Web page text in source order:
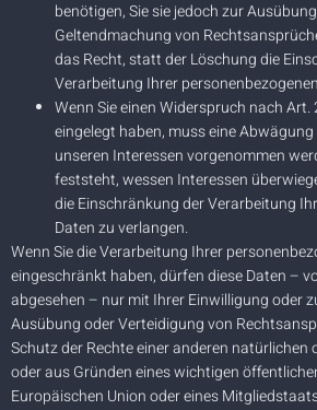
benötigen, Sie sie jedoch zur
Geltendmachung von
das Recht, statt der Löschung die
Verarbeitung Ihrer
Wenn Sie einen Widerspruch nach Art.
eingelegt haben, muss eine
unseren Interessen vorgenommen
feststeht, wessen Interessen
die Einschränkung der Verarbeitung
Daten zu verlangen.
Wenn Sie die Verarbeitung Ihrer
eingeschränkt haben, dürfen diese Daten –
abgesehen – nur mit Ihrer Einwilligung oder
Ausübung oder Verteidigung von
Schutz der Rechte einer anderen natürlichen
oder aus Gründen eines wichtigen
Europäischen Union oder eines